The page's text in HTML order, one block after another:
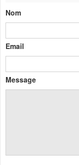
Nom
Email
Message